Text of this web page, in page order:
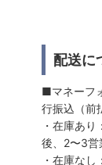
配送に
■マネーフ
行振込（前
・在庫あ
後、2〜3営
・在庫な